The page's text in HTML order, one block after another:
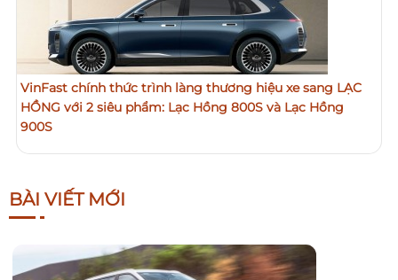
VinFast chính thức trình làng thương hiệu xe sang LẠC
HỒNG với 2 siêu phẩm: Lạc Hồng 800S và Lạc Hồng
900S
BÀI VIẾT MỚI